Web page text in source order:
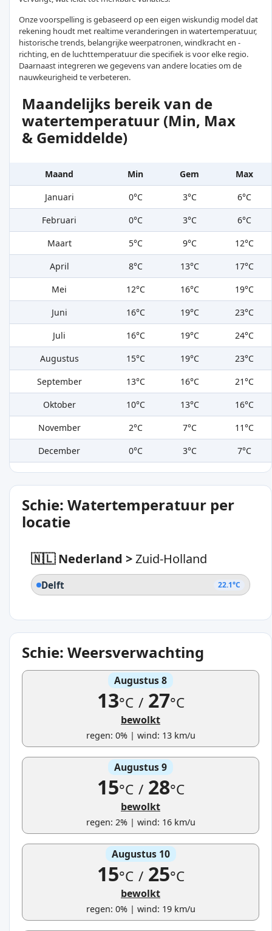
Onze voorspelling is gebaseerd op een eigen wiskundig model dat
rekening houdt met realtime veranderingen in watertemperatuur,
historische trends, belangrijke weerpatronen, windkracht en -
richting, en de luchttemperatuur die specifiek is voor elke regio.
Daarnaast integreren we gegevens van andere locaties om de
nauwkeurigheid te verbeteren.
Maandelijks bereik van de
watertemperatuur (Min, Max
& Gemiddelde)
Maand Min Gem
Max
Januari
0°C 3°C
6°C
Februari
0°C 3°C
6°C
Maart
5°C 9°C
12°C
April
8°C 13°C
17°C
Mei
12°C 16°C
19°C
Juni
16°C 19°C
23°C
Juli
16°C 19°C
24°C
Augustus
15°C 19°C
23°C
September
13°C 16°C
21°C
Oktober
10°C 13°C
16°C
November
2°C 7°C
11°C
December
0°C 3°C 7°C
Schie: Watertemperatuur per
locatie
🇳🇱 Nederland >Zuid-Holland
Delft 22.1°C
Schie: Weersverwachting
Augustus 8
13°C /27°C
bewolkt
regen: 0% | wind: 13 km/u
Augustus 9
15°C /28°C
bewolkt
regen: 2% | wind: 16 km/u
Augustus 10
15°C /25°C
bewolkt
regen: 0% | wind: 19 km/u